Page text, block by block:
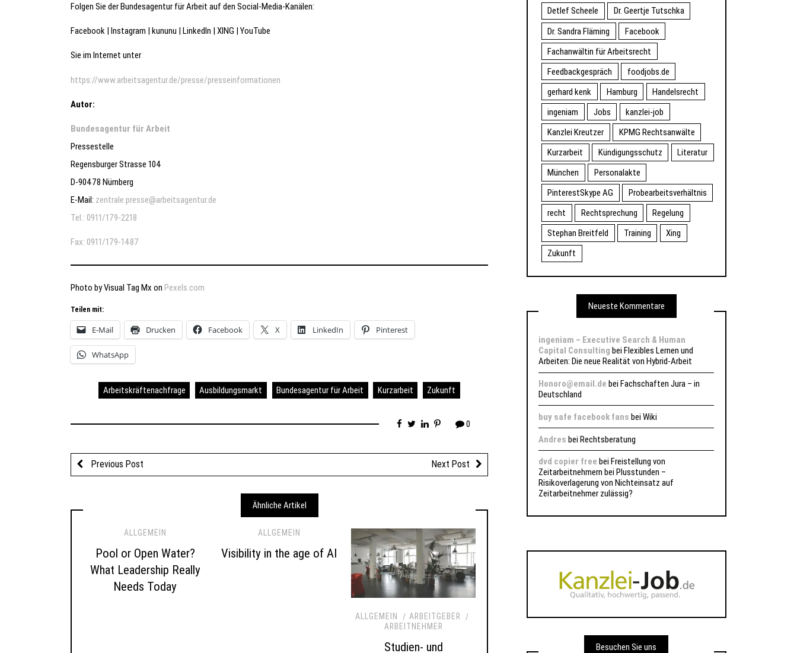
Folgen Sie der Bundesagentur für Arbeit auf den Social-Media-Kanälen:
Facebook | Instagram | kununu | LinkedIn | XING | YouTube
Sie im Internet unter
https://www.arbeitsagentur.de/presse/presseinformationen
Autor:
Bundesagentur für Arbeit
Pressestelle
Regensburger Strasse 104
D-90478 Nürnberg
E-Mail: zentrale.presse@arbeitsagentur.de
Tel.: 0911/179-2218
Fax: 0911/179-1487
Photo by Visual Tag Mx on Pexels.com
Teilen mit:
E-Mail Drucken Facebook X LinkedIn Pinterest
WhatsApp
Arbeitskräftenachfrage Ausbildungsmarkt Bundesagentur für Arbeit Kurzarbeit Zukunft
0
Previous Post Next Post
Ähnliche Artikel
ALLGEMEIN
Pool or Open Water?
What Leadership Really
Needs Today
ALLGEMEIN
Visibility in the age of AI
ALLGEMEIN
ARBEITGEBER
ARBEITNEHMER
Studien- und
Detlef Scheele
Dr. Geertje Tutschka
Dr. Sandra Fläming
Facebook
Fachanwältin für Arbeitsrecht
Feedbackgespräch
foodjobs.de
gerhard kenk
Hamburg
Handelsrecht
ingeniam
Jobs
kanzlei-job
Kanzlei Kreutzer
KPMG Rechtsanwälte
Kurzarbeit
Kündigungsschutz
Literatur
München
Personalakte
PinterestSkype AG
Probearbeitsverhältnis
recht
Rechtsprechung
Regelung
Stephan Breitfeld
Training
Xing
Zukunft
Neueste Kommentare
ingeniam – Executive Search & Human
Capital Consulting bei Flexibles Lernen und
Arbeiten: Die neue Realität von Hybrid-Arbeit
Honoro@email.de beiFachschaften Jura – in
Deutschland
buy safe facebook fans beiWiki
Andres beiRechtsberatung
dvd copier free bei Freistellung von
Zeitarbeitnehmern bei Plusstunden –
Risikoverlagerung von Nichteinsatz auf
Zeitarbeitnehmer zulässig?
Besuchen Sie uns